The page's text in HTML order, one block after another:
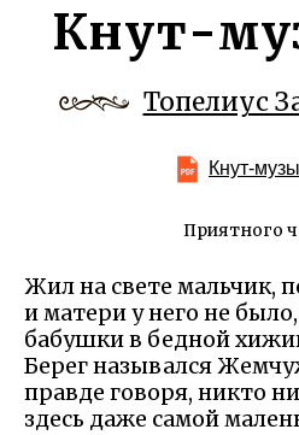
Кнут-
Топелиус
Кнут-
Приятного
Жил на свете мальчик,
и матери у него не
бабушки в бедной
Берег назывался
правде говоря, никто
здесь даже самой